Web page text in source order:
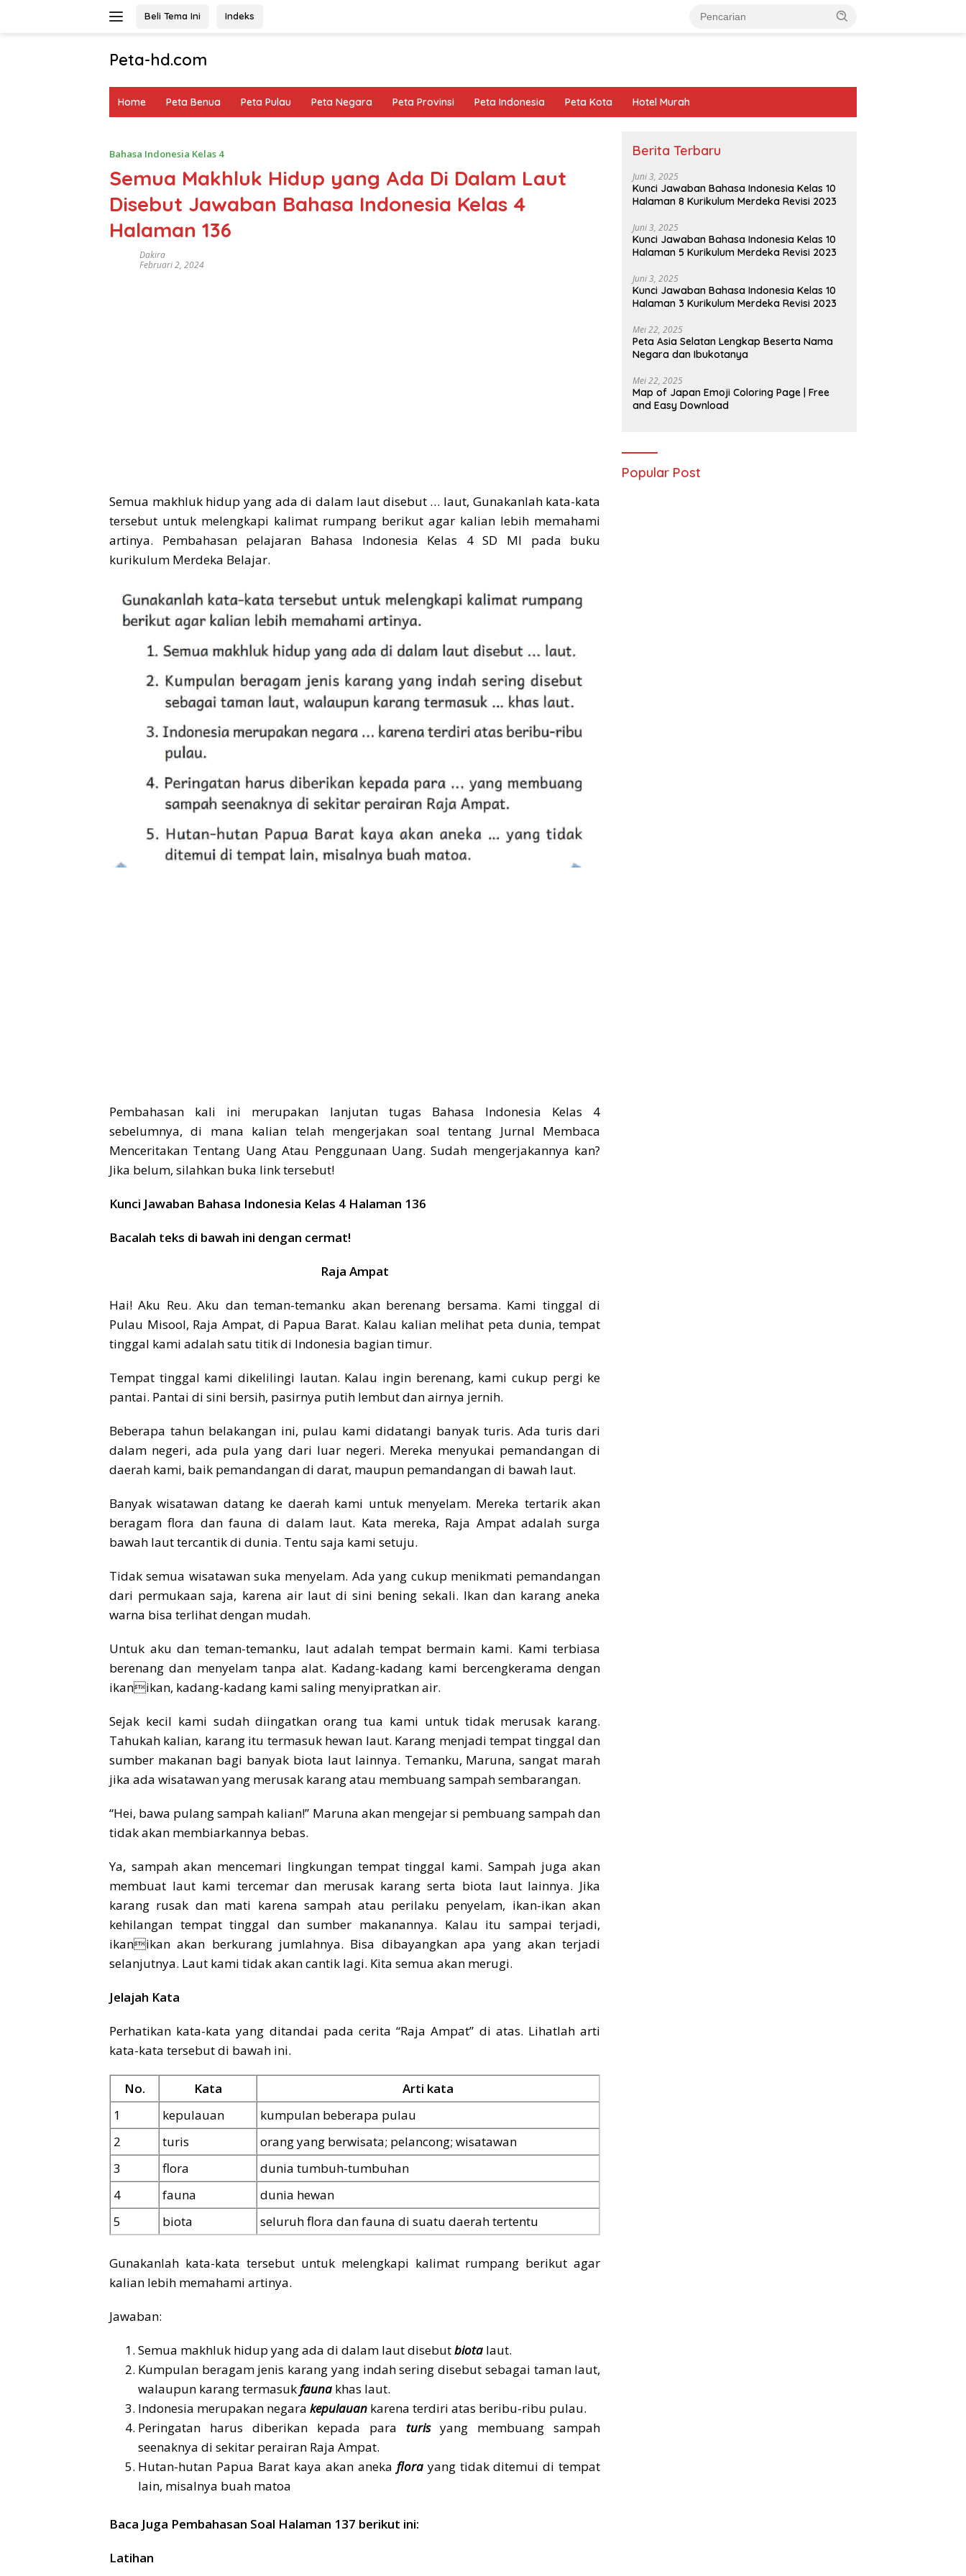
Beli Tema Ini Indeks
Peta-hd.com
Gambar
Home Peta Benua Peta Pulau Peta Negara Peta Provinsi Peta Indonesia Peta Kota Hotel Murah
Bahasa Indonesia Kelas 4
Semua Makhluk Hidup yang Ada Di Dalam Laut
Disebut Jawaban Bahasa Indonesia Kelas 4
Halaman 136
Dakira
Februari 2, 2024
Semua makhluk hidup yang ada di dalam laut disebut … laut, Gunakanlah kata-kata
tersebut untuk melengkapi kalimat rumpang berikut agar kalian lebih memahami
artinya. Pembahasan pelajaran Bahasa Indonesia Kelas 4 SD MI pada buku
kurikulum Merdeka Belajar.
Pembahasan kali ini merupakan lanjutan tugas Bahasa Indonesia Kelas 4
sebelumnya, di mana kalian telah mengerjakan soal tentang Jurnal Membaca
Menceritakan Tentang Uang Atau Penggunaan Uang. Sudah mengerjakannya kan?
Jika belum, silahkan buka link tersebut!
Kunci Jawaban Bahasa Indonesia Kelas 4 Halaman 136
Bacalah teks di bawah ini dengan cermat!
Raja Ampat
Hai! Aku Reu. Aku dan teman-temanku akan berenang bersama. Kami tinggal di
Pulau Misool, Raja Ampat, di Papua Barat. Kalau kalian melihat peta dunia, tempat
tinggal kami adalah satu titik di Indonesia bagian timur.
Tempat tinggal kami dikelilingi lautan. Kalau ingin berenang, kami cukup pergi ke
pantai. Pantai di sini bersih, pasirnya putih lembut dan airnya jernih.
Beberapa tahun belakangan ini, pulau kami didatangi banyak turis. Ada turis dari
dalam negeri, ada pula yang dari luar negeri. Mereka menyukai pemandangan di
daerah kami, baik pemandangan di darat, maupun pemandangan di bawah laut.
Banyak wisatawan datang ke daerah kami untuk menyelam. Mereka tertarik akan
beragam flora dan fauna di dalam laut. Kata mereka, Raja Ampat adalah surga
bawah laut tercantik di dunia. Tentu saja kami setuju.
Tidak semua wisatawan suka menyelam. Ada yang cukup menikmati pemandangan
dari permukaan saja, karena air laut di sini bening sekali. Ikan dan karang aneka
warna bisa terlihat dengan mudah.
Untuk aku dan teman-temanku, laut adalah tempat bermain kami. Kami terbiasa
berenang dan menyelam tanpa alat. Kadang-kadang kami bercengkerama dengan
ikanikan, kadang-kadang kami saling menyipratkan air.
Sejak kecil kami sudah diingatkan orang tua kami untuk tidak merusak karang.
Tahukah kalian, karang itu termasuk hewan laut. Karang menjadi tempat tinggal dan
sumber makanan bagi banyak biota laut lainnya. Temanku, Maruna, sangat marah
jika ada wisatawan yang merusak karang atau membuang sampah sembarangan.
“Hei, bawa pulang sampah kalian!” Maruna akan mengejar si pembuang sampah dan
tidak akan membiarkannya bebas.
Ya, sampah akan mencemari lingkungan tempat tinggal kami. Sampah juga akan
membuat laut kami tercemar dan merusak karang serta biota laut lainnya. Jika
karang rusak dan mati karena sampah atau perilaku penyelam, ikan-ikan akan
kehilangan tempat tinggal dan sumber makanannya. Kalau itu sampai terjadi,
ikanikan akan berkurang jumlahnya. Bisa dibayangkan apa yang akan terjadi
selanjutnya. Laut kami tidak akan cantik lagi. Kita semua akan merugi.
Jelajah Kata
Perhatikan kata-kata yang ditandai pada cerita “Raja Ampat” di atas. Lihatlah arti
kata-kata tersebut di bawah ini.
No. Kata
Arti kata
1
kepulauan
kumpulan beberapa pulau
2
turis
orang yang berwisata; pelancong; wisatawan
3
flora
dunia tumbuh-tumbuhan
4
fauna
dunia hewan
5
biota seluruh flora dan fauna di suatu daerah tertentu
Gunakanlah kata-kata tersebut untuk melengkapi kalimat rumpang berikut agar
kalian lebih memahami artinya.
Jawaban:
Semua makhluk hidup yang ada di dalam laut disebutbiota laut.
Kumpulan beragam jenis karang yang indah sering disebut sebagai taman laut,
walaupun karang termasukfauna khas laut.
Indonesia merupakan negara kepulauan karena terdiri atas beribu-ribu pulau.
Peringatan harus diberikan kepada paraturis yang membuang sampah
seenaknya di sekitar perairan Raja Ampat.
Hutan-hutan Papua Barat kaya akan aneka florayang tidak ditemui di tempat
lain, misalnya buah matoa
Baca Juga Pembahasan Soal Halaman 137 berikut ini:
Latihan
Berita Terbaru
Juni 3, 2025
Kunci Jawaban Bahasa Indonesia Kelas 10
Halaman 8 Kurikulum Merdeka Revisi 2023
Juni 3, 2025
Kunci Jawaban Bahasa Indonesia Kelas 10
Halaman 5 Kurikulum Merdeka Revisi 2023
Juni 3, 2025
Kunci Jawaban Bahasa Indonesia Kelas 10
Halaman 3 Kurikulum Merdeka Revisi 2023
Mei 22, 2025
Peta Asia Selatan Lengkap Beserta Nama
Negara dan Ibukotanya
Mei 22, 2025
Map of Japan Emoji Coloring Page | Free
and Easy Download
Popular Post